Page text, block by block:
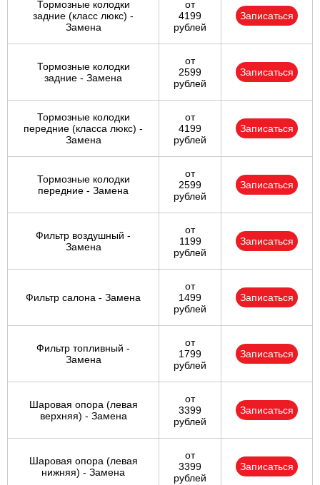
Тормозные колодки
задние (класс люкс) -
Замена
от
4199
рублей
Записаться
Тормозные колодки
задние - Замена
от
2599
рублей
Записаться
Тормозные колодки
передние (класса люкс) -
Замена
от
4199
рублей
Записаться
Тормозные колодки
передние - Замена
от
2599
рублей
Записаться
Фильтр воздушный -
Замена
от
1199
рублей
Записаться
Фильтр салона - Замена
от
1499
рублей
Записаться
Фильтр топливный -
Замена
от
1799
рублей
Записаться
Шаровая опора (левая
верхняя) - Замена
от
3399
рублей
Записаться
Шаровая опора (левая
нижняя) - Замена
от
3399
рублей
Записаться